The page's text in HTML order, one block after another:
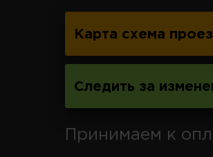
Карта схема
Следить за
Принимаем к